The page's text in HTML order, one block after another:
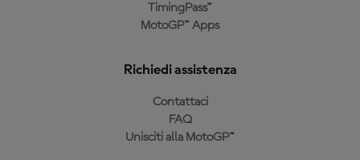
TimingPass™
MotoGP™ Apps
Richiedi assistenza
Contattaci
FAQ
Unisciti alla MotoGP™